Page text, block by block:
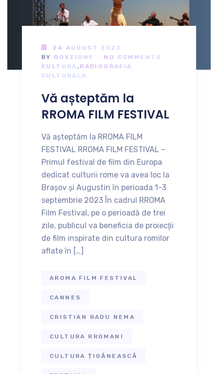
24 AUGUST 2023
BY ROXZIDME
NO COMMENTS
CULTURA , RADIOGRAFIA
CULTURALA
Vă așteptăm la
RROMA FILM FESTIVAL
Vă așteptăm la RROMA FILM
FESTIVAL RROMA FILM FESTIVAL –
Primul festival de film din Europa
dedicat culturii rome va avea loc la
Brașov și Augustin în perioada 1-3
septembrie 2023 În cadrul RROMA
Film Festival, pe o perioadă de trei
zile, publicul va beneficia de proiecţii
de film inspirate din cultura romilor
aflate în […]
AROMA FILM FESTIVAL
CANNES
CRISTIAN RADU NEMA
CULTURA RROMANI
CULTURA ȚIGĂNEASCĂ